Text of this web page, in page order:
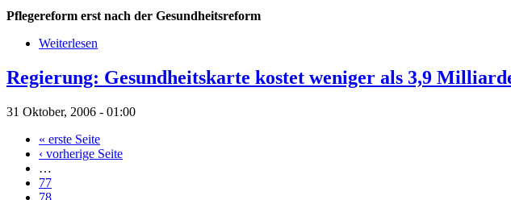
Pflegereform erst nach der Gesundheitsreform
Weiterlesen
Regierung: Gesundheitskarte kostet weniger als 3,9
31 Oktober, 2006 - 01:00
« erste Seite
‹ vorherige Seite
…
77
78